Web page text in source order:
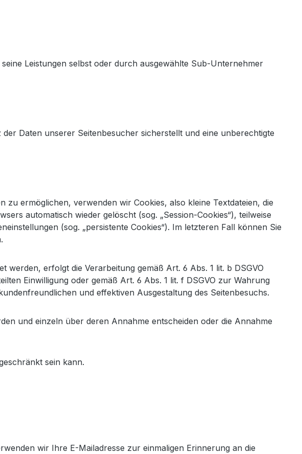
Leistungen selbst oder durch ausgewählte Sub-Unternehmer
Daten unserer Seitenbesucher sicherstellt und eine unberechtigte
ermöglichen, verwenden wir Cookies, also kleine Textdateien, die
automatisch wieder gelöscht (sog. „Session-Cookies“), teilweise
(sog. „persistente Cookies“). Im letzteren Fall können Sie
erfolgt die Verarbeitung gemäß Art. 6 Abs. 1 lit. b DSGVO
Einwilligung oder gemäß Art. 6 Abs. 1 lit. f DSGVO zur Wahrung
und effektiven Ausgestaltung des Seitenbesuchs.
und einzeln über deren Annahme entscheiden oder die Annahme
sein kann.
wir Ihre E-Mailadresse zur einmaligen Erinnerung an die